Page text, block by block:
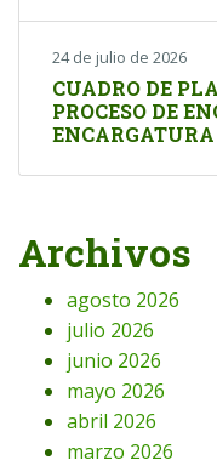
24 de julio de 2026
CUADRO DE
PROCESO DE
Archivos
agosto 2026
julio 2026
junio 2026
mayo 2026
abril 2026
marzo 2026